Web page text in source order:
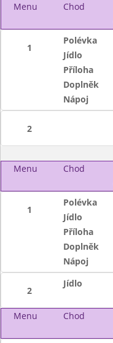
Menu Chod
1
Polévka
Jídlo
Příloha
Doplněk
Nápoj
2
Menu Chod
1
Polévka
Jídlo
Příloha
Doplněk
Nápoj
2
Jídlo
Menu Chod